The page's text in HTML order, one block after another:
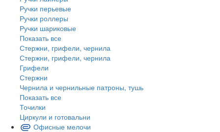
Ручки перьевые
Ручки роллеры
Ручки шариковые
Показать все
Стержни, грифели, чернила
Стержни, грифели, чернила
Грифели
Стержни
Чернила и чернильные патроны, тушь
Показать все
Точилки
Циркули и готовальни
Офисные мелочи